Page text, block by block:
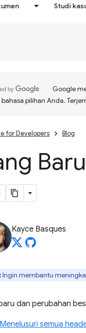
Studi
Google
pilihan Anda.
for Developers Blog
Kayce Basques
Ingin membantu
dan perubahan
Menelusuri semua